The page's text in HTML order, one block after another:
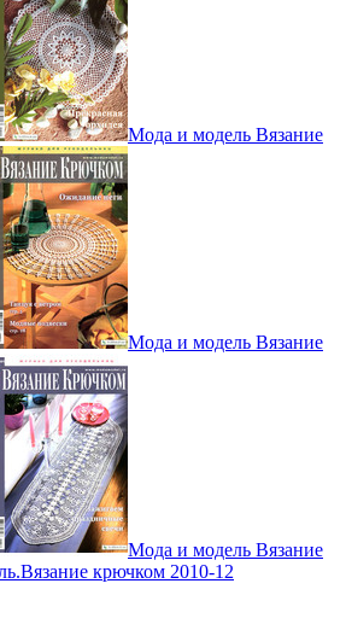
Мода и модель Вязание
Мода и модель Вязание
Мода и модель Вязание
крючком 2010-12